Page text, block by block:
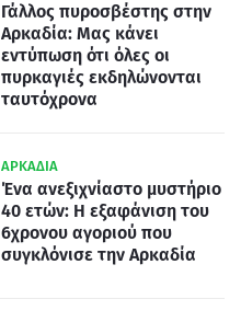
Γάλλος πυροσβέστης στην
Αρκαδία: Μας κάνει
εντύπωση ότι όλες οι
πυρκαγιές εκδηλώνονται
ταυτόχρονα
ΑΡΚΑΔΙΑ
Ένα ανεξιχνίαστο μυστήριο
40 ετών: Η εξαφάνιση του
6χρονου αγοριού που
συγκλόνισε την Αρκαδία